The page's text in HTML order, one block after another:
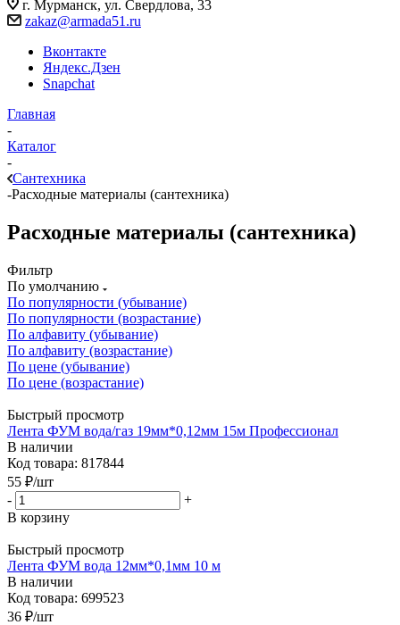
г. Мурманск, ул. Свердлова, 33
zakaz@armada51.ru
Вконтакте
Яндекс.Дзен
Snapchat
Главная
-
Каталог
-
Сантехника
-Расходные материалы (сантехника)
Расходные материалы (сантехника)
Фильтр
По умолчанию
По популярности (убывание)
По популярности (возрастание)
По алфавиту (убывание)
По алфавиту (возрастание)
По цене (убывание)
По цене (возрастание)
Быстрый просмотр
Лента ФУМ вода/газ 19мм*0,12мм 15м Профессионал
В наличии
Код товара: 817844
55 ₽/шт
-
+
В корзину
Быстрый просмотр
Лента ФУМ вода 12мм*0,1мм 10 м
В наличии
Код товара: 699523
36 ₽/шт